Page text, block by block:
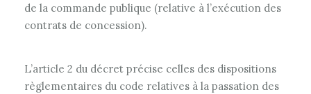
de la commande publique (relative à l’exécution des
contrats de concession).
L’article 2 du décret précise celles des dispositions
règlementaires du code relatives à la passation des